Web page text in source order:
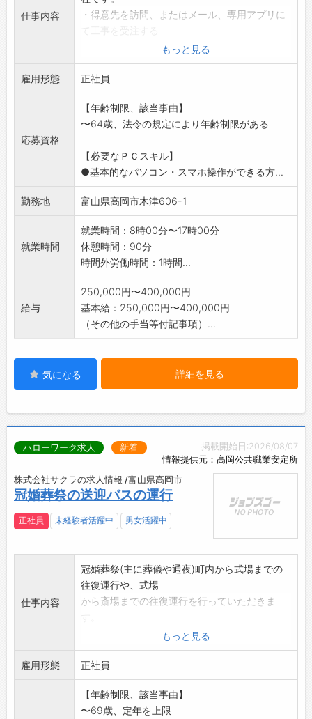
仕事内容
・得意先を訪問、またはメール、専用アプリに
・工事現場にて施工箇所の実測を行い、必要な
材料を発注する
・工事の工程、内容を把握し、事務職員に工事
指示書の作成を依頼
・原価管理および請求処理
請求まで
※既存の得意先のみとなります。新規営業はあ
りません。
※経験の無い方も丁寧に指導しますのでお気軽
※施工現場にて高所(3,4m程)での作業がありま
す。
※お客様の要望に合わせて壁紙の色柄を提案す
る業務があります。
【変更範囲:変更なし】
もっと見る
雇用形態 正社員
応募資格
【年齢制限、該当事由】
〜64歳、法令の規定により年齢制限がある
【必要なＰＣスキル】
●基本的なパソコン・スマホ操作ができる方...
勤務地 富山県高岡市木津606-1
就業時間
就業時間：8時00分〜17時00分
休憩時間：90分
時間外労働時間：1時間...
給与
250,000円〜400,000円
基本給：250,000円〜400,000円
（その他の手当等付記事項）...
気になる 詳細を見る
掲載開始日:2026/08/07
情報提供元：高岡公共職業安定所
ハローワーク求人 新着
株式会社サクラの求人情報 /富山県高岡市
冠婚葬祭の送迎バスの運行
正社員 未経験者活躍中 男女活躍中
仕事内容
冠婚葬祭(主に葬儀や通夜)町内から式場までの
往復運行や、式場
から斎場までの往復運行を行っていただきま
「変更範囲:変更なし」もっと見る
雇用形態 正社員
【年齢制限、該当事由】
〜69歳、定年を上限